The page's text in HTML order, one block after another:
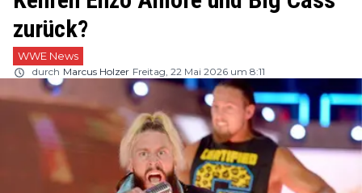
zurück?
WWE News
durch Marcus Holzer Freitag, 22 Mai 2026 um 8:11